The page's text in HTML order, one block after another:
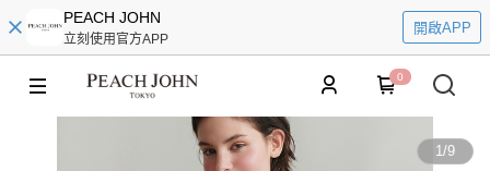
PEACH JOHN
立刻使用官方APP
開啟APP
0
1/9